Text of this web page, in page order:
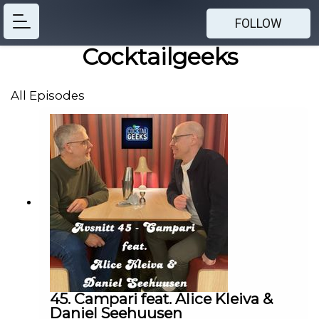
FOLLOW
Cocktailgeeks
All Episodes
45. Campari feat. Alice Kleiva &
Daniel Seehuusen